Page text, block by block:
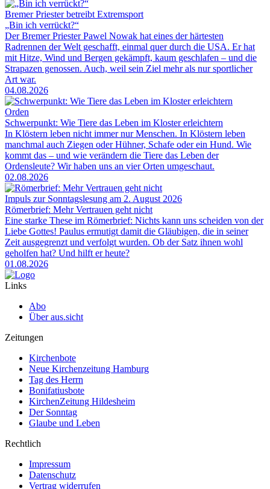
Bremer Priester betreibt Extremsport
„Bin ich verrückt?“
Der Bremer Priester Pawel Nowak hat eines der härtesten
Radrennen der Welt geschafft, einmal quer durch die USA. Er hat
mit Hitze, Wind und Bergen gekämpft, kaum geschlafen – und die
Strapazen genossen. Auch, weil sein Ziel mehr als nur sportlicher
Art war.
04.08.2026
Orden
Schwerpunkt: Wie Tiere das Leben im Kloster erleichtern
In Klöstern leben nicht immer nur Menschen. In Klöstern leben
manchmal auch Ziegen oder Hühner, Schafe oder ein Hund. Wie
kommt das – und wie verändern die Tiere das Leben der
Ordensleute? Wir haben uns an vier Orten umgeschaut.
02.08.2026
Impuls zur Sonntagslesung am 2. August 2026
Römerbrief: Mehr Vertrauen geht nicht
Eine starke These im Römerbrief: Nichts kann uns scheiden von der
Liebe Gottes! Paulus ermutigt damit die Gläubigen, die in seiner
Zeit ausgegrenzt und verfolgt wurden. Ob der Satz ihnen wohl
geholfen hat? Und hilft er heute?
01.08.2026
Links
Abo
Über aus.sicht
Zeitungen
Kirchenbote
Neue Kirchenzeitung Hamburg
Tag des Herrn
Bonifatiusbote
KirchenZeitung Hildesheim
Der Sonntag
Glaube und Leben
Rechtlich
Impressum
Datenschutz
Vertrag widerrufen